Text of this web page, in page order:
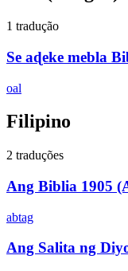
1 tradução
Se aɖeke mebla
oal
Filipino
2 traduções
Ang Biblia 1905
abtag
Ang Salita ng